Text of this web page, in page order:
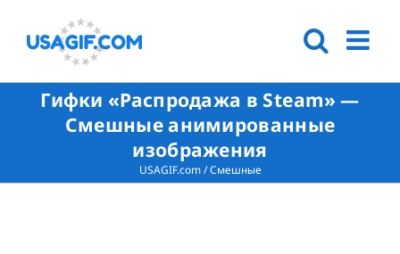
Гифки «Распродажа в Steam» —
Смешные анимированные
изображения
USAGIF.com/Смешные